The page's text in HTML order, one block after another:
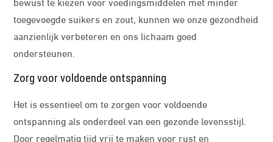
toegevoegde suikers en zout, kunnen we onze gezondheid
aanzienlijk verbeteren en ons lichaam goed
ondersteunen.
Zorg voor voldoende ontspanning
Het is essentieel om te zorgen voor voldoende
ontspanning als onderdeel van een gezonde levensstijl.
Door regelmatig tijd vrij te maken voor rust en